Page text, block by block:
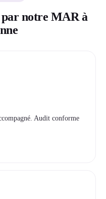
par notre MAR à
Audit conforme